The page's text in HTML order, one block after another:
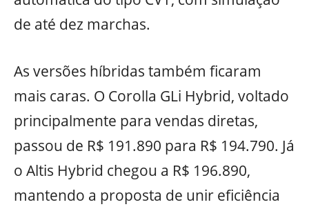
de até dez marchas.
As versões híbridas também ficaram
mais caras. O Corolla GLi Hybrid, voltado
principalmente para vendas diretas,
passou de R$ 191.890 para R$ 194.790. Já
o Altis Hybrid chegou a R$ 196.890,
mantendo a proposta de unir eficiência